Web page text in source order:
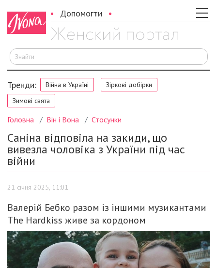
Допомогти
Тренди: Війна в Україні
Зіркові добірки
Зимові свята
Головна Він і Вона Стосунки
Саніна відповіла на закиди, що
вивезла чоловіка з України під час
війни
21 січня 2025, 11:01
Валерій Бебко разом із іншими музикантами
The Hardkiss живе за кордоном